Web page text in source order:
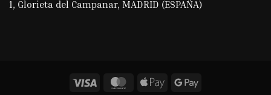
1, Glorieta del Campanar, MADRID (ESPAÑA)
Visa MasterCard
Apple
Google